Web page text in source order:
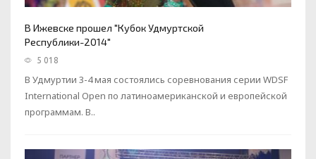
В Ижевске прошел "Кубок Удмуртской
Республики-2014"
5 018
В Удмуртии 3-4 мая состоялись соревнования серии WDSF
International Open по латиноамериканской и европейской
программам. В..